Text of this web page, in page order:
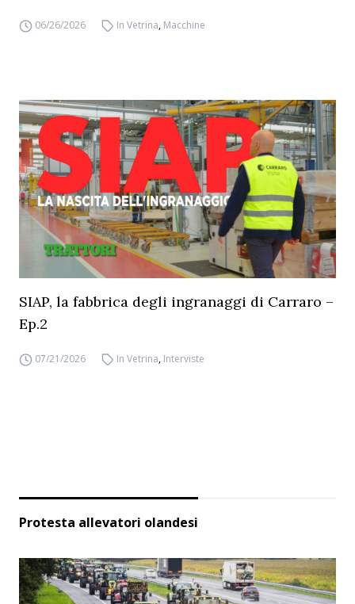
06/26/2026 In Vetrina, Macchine
SIAP, la fabbrica degli ingranaggi di Carraro –
Ep.2
07/21/2026 In Vetrina, Interviste
Protesta allevatori olandesi